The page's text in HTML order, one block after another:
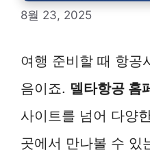
8월 23, 2025
여행 준비할 때 항공
음이죠. 델타항공 홈
사이트를 넘어 다양
곳에서 만나볼 수 있